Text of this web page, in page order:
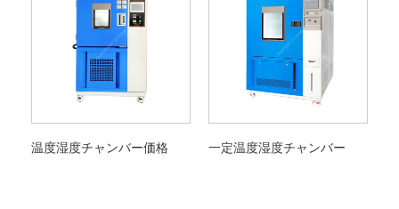
温度湿度チャンバー価格 一定温度湿度チャンバー